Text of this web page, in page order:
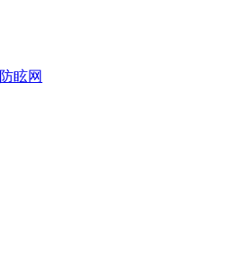
防眩网